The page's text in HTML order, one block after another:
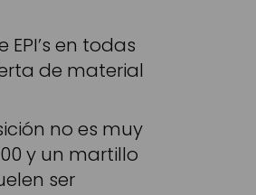
en todas
de material
no es muy
y un martillo
ser